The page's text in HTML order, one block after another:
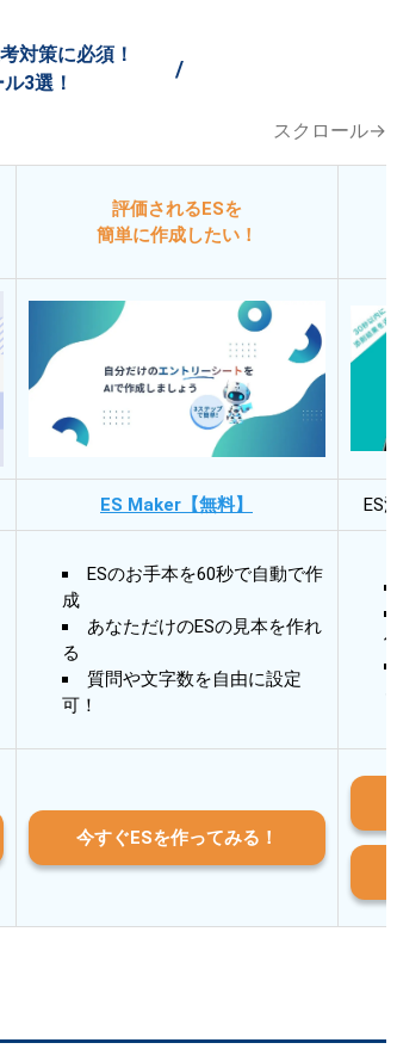
対策に必須！
3選！
/
スクロール→
評価されるESを
簡単に作成したい！
ES Maker【無料】 ES
ESのお手本を60秒で自動で作
成
あなただけのESの見本を作れ
る
質問や文字数を自由に設定
可！
今すぐESを作ってみる！